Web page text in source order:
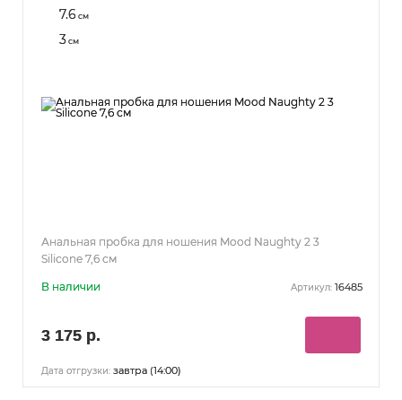
7.6 см
3см
Анальная пробка для ношения Mood Naughty 2 3
Silicone 7,6 см
В наличии Артикул: 16485
3 175 р.
Дата отгрузки: завтра (14:00)